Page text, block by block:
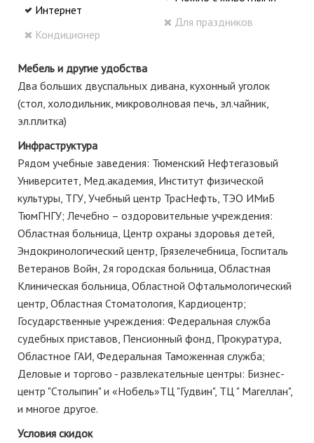
Интернет
Кондиционер
Для праздников
Мебель и другие удобства
Два больших двуспальных дивана, кухонный уголок
(стол, холодильник, микроволновая печь, эл.чайник,
эл.плитка)
Инфраструктура
Рядом учебные заведения: Тюменский Нефтегазовый
Университет, Мед.академия, Институт физической
культуры, ТГУ, Учебный центр ТрасНефть, ТЭО ИМиБ
ТюмГНГУ; Лечебно – оздоровительные учреждения:
Областная больница, Центр охраны здоровья детей,
Эндокринологический центр, Грязелечебница, Госпиталь
Ветеранов Войн, 2я городская больница, Областная
Клиническая больница, Областной Офтальмологический
центр, Областная Стоматология, Кардиоцентр;
Государственные учреждения: Федеральная служба
судебных приставов, Пенсионный фонд, Прокуратура,
Областное ГАИ, Федеральная Таможенная служба;
Деловые и торгово - развлекательные центры: Бизнес-
центр "Столыпин" и «Нобель»ТЦ "Гудвин", ТЦ " Магеллан",
и многое другое.
Условия скидок